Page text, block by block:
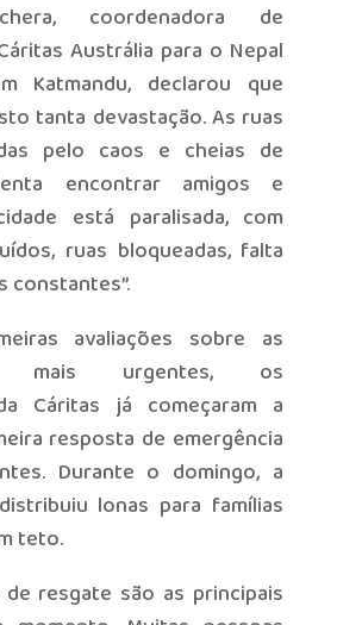
coordenadora de
Austrália para o Nepal
Katmandu, declarou que
tanta devastação. As ruas
pelo caos e cheias de
encontrar amigos e
está paralisada, com
ruas bloqueadas, falta
constantes”.
avaliações sobre as
mais urgentes, os
Cáritas já começaram a
resposta de emergência
Durante o domingo, a
lonas para famílias
teto.
de resgate são as principais